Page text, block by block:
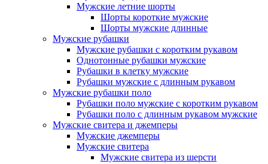
Мужские летние шорты
Шорты короткие мужские
Шорты мужские длинные
Мужские рубашки
Мужские рубашки с коротким рукавом
Однотонные рубашки мужские
Рубашки в клетку мужские
Рубашки мужские с длинным рукавом
Мужские рубашки поло
Рубашки поло мужские с коротким рукавом
Рубашки поло с длинным рукавом мужские
Мужские свитера и джемперы
Мужские джемперы
Мужские свитера
Мужские свитера из шерсти